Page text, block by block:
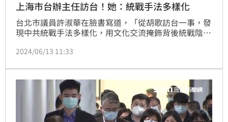
上海市台辦主任訪台！她：統戰手法多樣化
台北市議員許淑華在臉書寫道，「從胡歌訪台一事，發
現中共統戰手法多樣化，用文化交流掩飾背後統戰陰
敏來台，但大家很少看到相關消息。因為魔鬼藏在細節
「青年對話」活動，分享影視產業的心得。我查了一下
發現此活動異常低調，外界無從得知細節。這不禁讓我
很好奇，「台辦」統戰高官，到底和台灣青年、學生們
分享了什麼？
2024/06/13 11:33